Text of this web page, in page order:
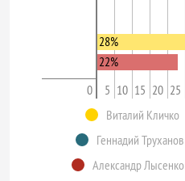
0 5 10 15 20 25
28%
22%
Виталий Кличко
Геннадий Труханов
Александр Лысенко